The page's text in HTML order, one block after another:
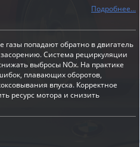
Подробнее...
попадают обратно в двигатель
Система рециркуляции
выбросы NOx. На практике
плавающих оборотов,
впуска. Корректное
ресурс мотора и снизить